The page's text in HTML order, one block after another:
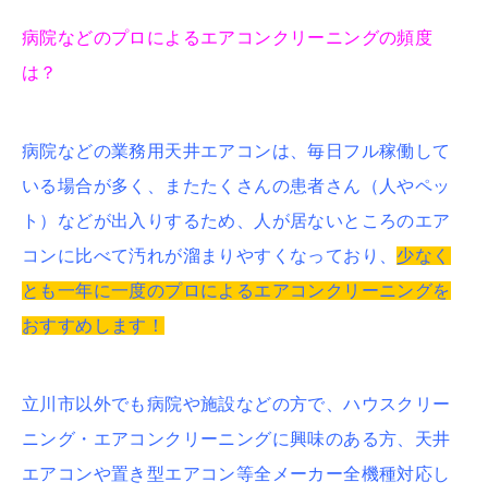
病院などのプロによるエアコンクリーニングの頻度
は？
病院などの業務用天井エアコンは、毎日フル稼働して
いる場合が多く、またたくさんの患者さん（人やペッ
ト）などが出入りするため、人が居ないところのエア
コンに比べて汚れが溜まりやすくなっており、 少なく
とも一年に一度のプロによるエアコンクリーニングを
おすすめします！
立川市以外でも病院や施設などの方で、ハウスクリー
ニング・エアコンクリーニングに興味のある方、天井
エアコンや置き型エアコン等全メーカー全機種対応し